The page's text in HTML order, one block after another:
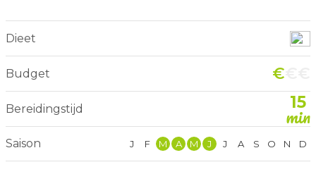
Dieet
Budget €
Bereidingstijd 15
min
Saison J F M A M J J A S O N D